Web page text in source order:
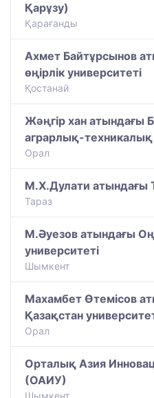
Қарұзу)
Қарағанды
Ахмет Байтұрсынов
өңірлік университеті
Қостанай
Жәңгір хан атындағы
аграрлық-техникалық
Орал
М.Х.Дулати атындағы
Тараз
М.Әуезов атындағы
университеті
Шымкент
Махамбет Өтемісов
Қазақстан
Орал
Орталық Азия
(ОАИУ)